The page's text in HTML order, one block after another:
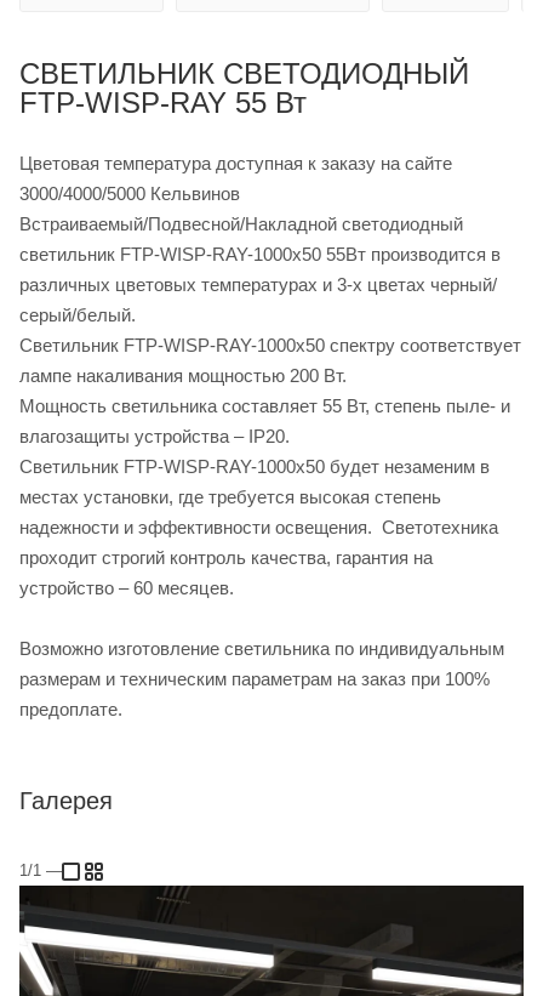
СВЕТИЛЬНИК СВЕТОДИОДНЫЙ
FTP-WISP-RAY 55 Вт
Цветовая температура доступная к заказу на сайте
3000/4000/5000 Кельвинов
Встраиваемый/Подвесной/Накладной светодиодный
светильник FTP-WISP-RAY-1000х50 55Вт производится в
различных цветовых температурах и 3-х цветах черный/
серый/белый.
Светильник FTP-WISP-RAY-1000х50 спектру соответствует
лампе накаливания мощностью 200 Вт.
Мощность светильника составляет 55 Вт, степень пыле- и
влагозащиты устройства – IP20.
Светильник FTP-WISP-RAY-1000х50 будет незаменим в
местах установки, где требуется высокая степень
надежности и эффективности освещения. Светотехника
проходит строгий контроль качества, гарантия на
устройство – 60 месяцев.
Возможно изготовление светильника по индивидуальным
размерам и техническим параметрам на заказ при 100%
предоплате.
Галерея
1/1 —